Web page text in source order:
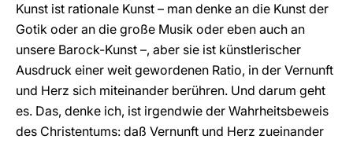
Kunst ist rationale Kunst – man denke an die Kunst der
Gotik oder an die große Musik oder eben auch an
unsere Barock-Kunst –, aber sie ist künstlerischer
Ausdruck einer weit gewordenen Ratio, in der Vernunft
und Herz sich miteinander berühren. Und darum geht
es. Das, denke ich, ist irgendwie der Wahrheitsbeweis
des Christentums: daß Vernunft und Herz zueinander